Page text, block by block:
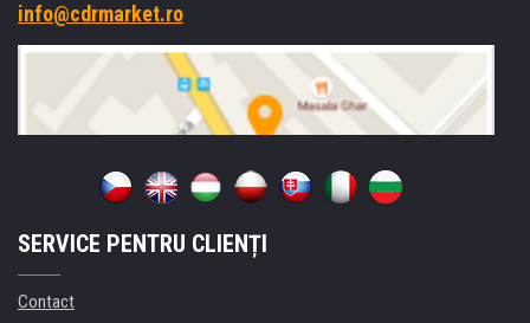
info@cdrmarket.ro
SERVICE PENTRU CLIENȚI
Contact